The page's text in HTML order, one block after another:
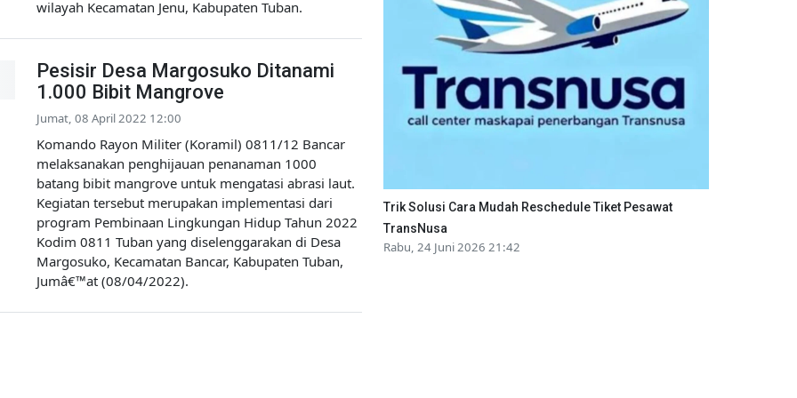
wilayah Kecamatan Jenu, Kabupaten Tuban.
Pesisir Desa Margosuko Ditanami
1.000 Bibit Mangrove
Jumat, 08 April 2022 12:00
Komando Rayon Militer (Koramil) 0811/12 Bancar
melaksanakan penghijauan penanaman 1000
batang bibit mangrove untuk mengatasi abrasi laut.
Kegiatan tersebut merupakan implementasi dari
program Pembinaan Lingkungan Hidup Tahun 2022
Kodim 0811 Tuban yang diselenggarakan di Desa
Margosuko, Kecamatan Bancar, Kabupaten Tuban,
Jumâ€™at (08/04/2022).
Trik Solusi Cara Mudah Reschedule Tiket Pesawat
TransNusa
Rabu, 24 Juni 2026 21:42